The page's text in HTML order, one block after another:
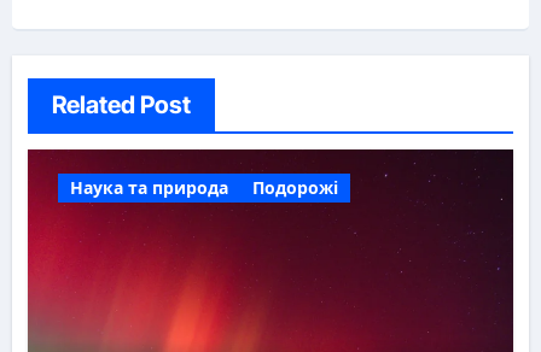
Related Post
Наука та природа Подорожі